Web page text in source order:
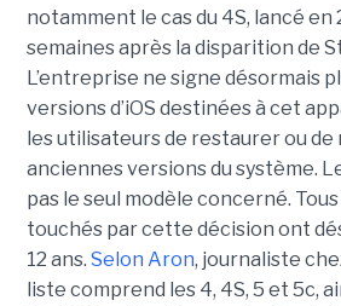
notamment le cas du 4S, lancé en
semaines après la disparition de
L’entreprise ne signe désormais
versions d’iOS destinées à cet
les utilisateurs de restaurer ou de
anciennes versions du système.
pas le seul modèle concerné.
touchés par cette décision ont
12 ans. Selon Aron, journaliste
liste comprend les 4, 4S, 5 et 5c,